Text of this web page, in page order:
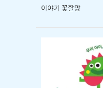
이야기 꽃할망